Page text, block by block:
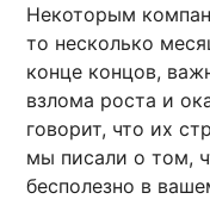
Некоторым
то несколько
конце концов,
взлома роста и
говорит, что их
мы писали о том,
бесполезно в